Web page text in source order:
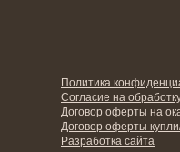
Политика
Согласие на
Договор оферты на
Договор оферты
Разработка сайта